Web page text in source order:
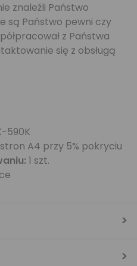
znaleźli Państwo
są Państwo pewni czy
z Państwa
się z obsługą
590K
A4 przy 5% pokryciu
1 szt.